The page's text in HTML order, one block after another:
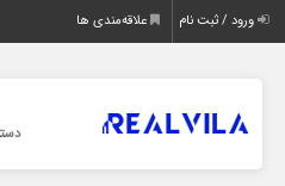
ورود / ثبت نام علاقه‌مندی ها